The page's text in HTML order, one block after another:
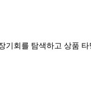
회를 탐색하고 상품